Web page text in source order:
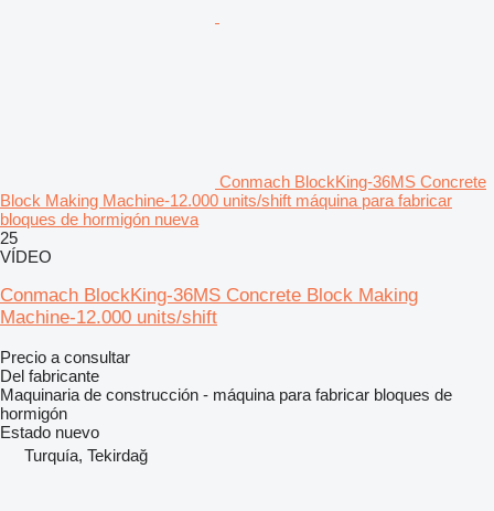
Conmach BlockKing-36MS Concrete
Block Making Machine-12.000 units/shift máquina para fabricar
bloques de hormigón nueva
25
VÍDEO
Conmach BlockKing-36MS Concrete Block Making
Machine-12.000 units/shift
Precio a consultar
Del fabricante
Maquinaria de construcción - máquina para fabricar bloques de
hormigón
Estado nuevo
Turquía, Tekirdağ